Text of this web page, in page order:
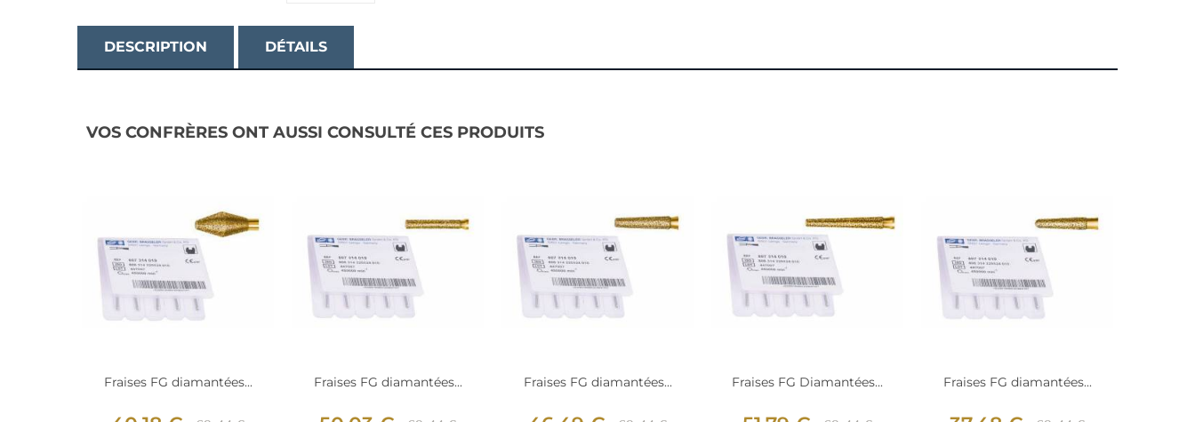
DESCRIPTION DÉTAILS
VOS CONFRÈRES ONT AUSSI CONSULTÉ CES PRODUITS
Fraises FG diamantées... Fraises FG diamantées... Fraises FG diamantées... Fraises FG Diamantées... Fraises FG diamantées...